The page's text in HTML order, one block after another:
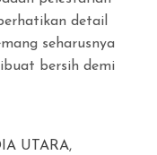
detail
seharusnya
bersih demi
UTARA,